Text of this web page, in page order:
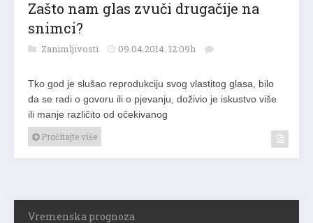
Zašto nam glas zvuči drugačije na
snimci?
Zanimljivosti 09.04.2014. 12:09h
Tko god je slušao reprodukciju svog vlastitog glasa, bilo
da se radi o govoru ili o pjevanju, doživio je iskustvo više
ili manje različito od očekivanog
Pročitajte više
Vremenska prognoza